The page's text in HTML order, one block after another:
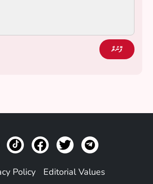
ފޮނުވާ
Editorial Values
Policy